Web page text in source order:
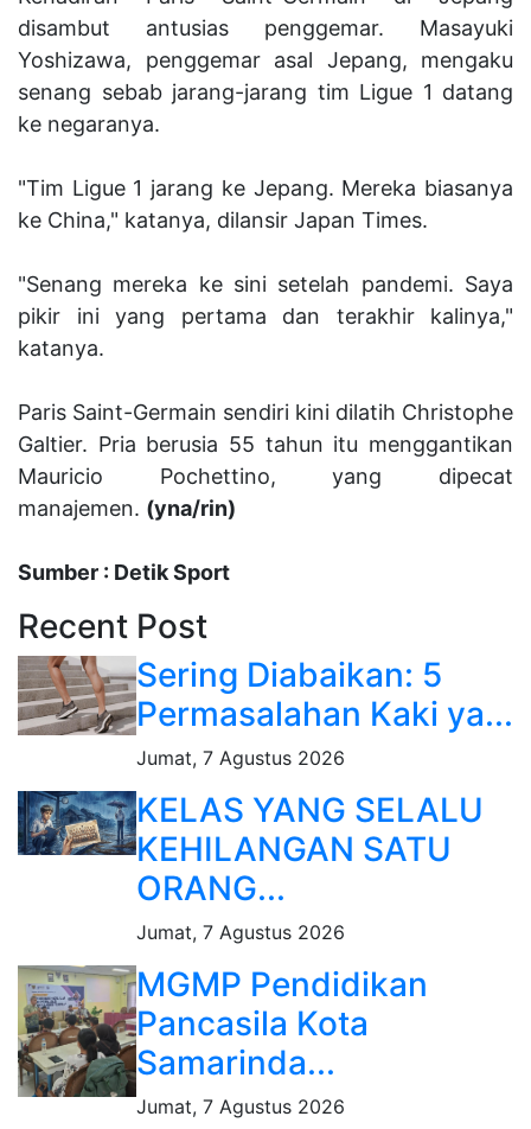
disambut antusias penggemar. Masayuki
Yoshizawa, penggemar asal Jepang, mengaku
senang sebab jarang-jarang tim Ligue 1 datang
ke negaranya.
"Tim Ligue 1 jarang ke Jepang. Mereka biasanya
ke China," katanya, dilansir Japan Times.
"Senang mereka ke sini setelah pandemi. Saya
pikir ini yang pertama dan terakhir kalinya,"
katanya.
Paris Saint-Germain sendiri kini dilatih Christophe
Galtier. Pria berusia 55 tahun itu menggantikan
Mauricio Pochettino, yang dipecat
manajemen. (yna/rin)
Sumber : Detik Sport
Recent Post
Sering Diabaikan: 5
Permasalahan Kaki ya...
Jumat, 7 Agustus 2026
KELAS YANG SELALU
KEHILANGAN SATU
ORANG...
Jumat, 7 Agustus 2026
MGMP Pendidikan
Pancasila Kota
Samarinda...
Jumat, 7 Agustus 2026